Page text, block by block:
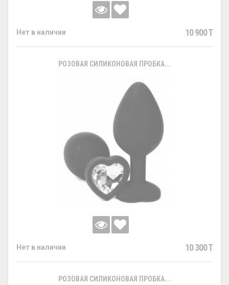
Нет в наличии 10 900 T
РОЗОВАЯ СИЛИКОНОВАЯ ПРОБКА...
Нет в наличии 10 300 T
РОЗОВАЯ СИЛИКОНОВАЯ ПРОБКА...